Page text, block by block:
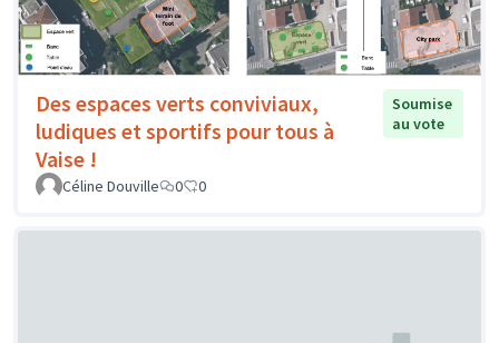
Des espaces verts conviviaux,
ludiques et sportifs pour tous à
Vaise !
Soumise
au vote
Céline Douville 0 0